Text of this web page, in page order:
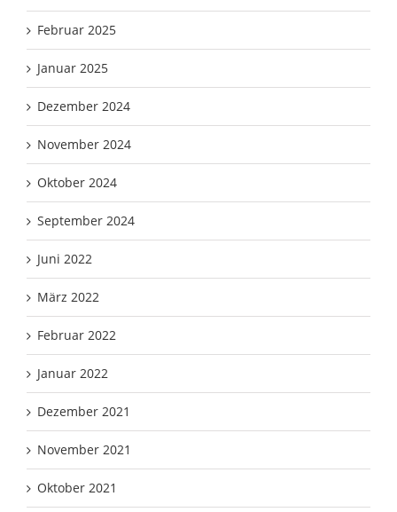
Februar 2025
Januar 2025
Dezember 2024
November 2024
Oktober 2024
September 2024
Juni 2022
März 2022
Februar 2022
Januar 2022
Dezember 2021
November 2021
Oktober 2021